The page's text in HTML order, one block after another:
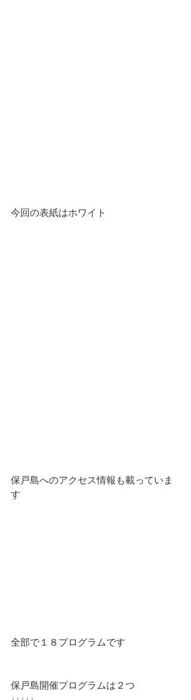
今回の表紙はホワイト
保戸島へのアクセス情報も載っていま
す
全部で１８プログラムです
保戸島開催プログラムは２つ